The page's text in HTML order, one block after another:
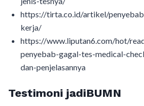
https://tirta.co.id/artikel/
kerja/
https://www.liputan6.com/hot/
penyebab-gagal-tes-medical-
dan-penjelasannya
Testimoni jadiBUMN